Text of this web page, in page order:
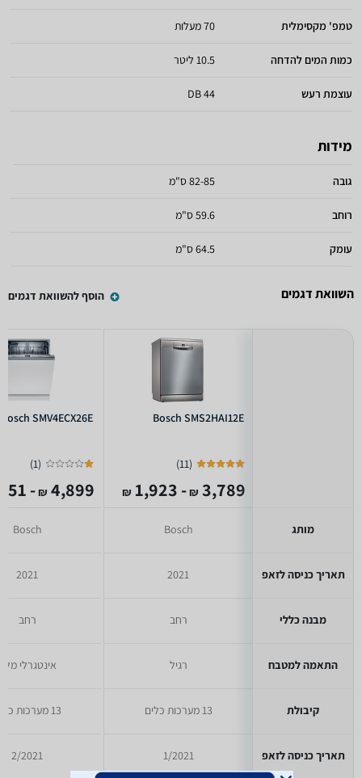
טמפ' מקסימלית 70 מעלות
כמות המים להדחה 10.5 ליטר
עוצמת רעש 44 DB
מידות
גובה 82-85 ס"מ
רוחב 59.6 ס"מ
עומק 64.5 ס"מ
השוואת דגמים הוסף להשוואת דגמים
מותג
תאריך כניסה לזאפ
מבנה כללי
התאמה למטבח
קיבולת
תאריך כניסה לזאפ
Bosch SMS2HAI12E
(
11
)
3,789
₪
- 1,923
₪
Bosch
2021
רחב
רגיל
13 מערכות כלים
1/2021
Bosch SMV4ECX26E
(
1
)
4,899
₪
- 2,251
Bosch
2021
רחב
אינטגרלי
13 מערכות כלים
2/2021